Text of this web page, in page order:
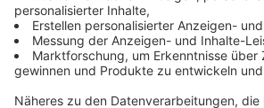
Austausch in 17 Stadtteilen
Anzeige
Die neuen Mülleimer wurden in